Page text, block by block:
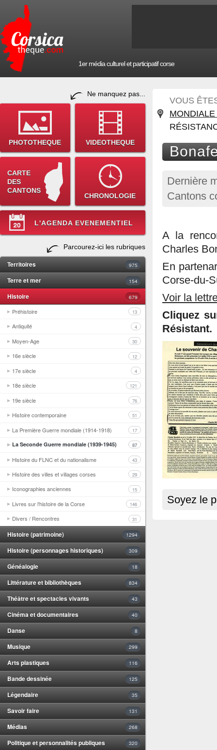
1er média culturel et participatif corse
Ne manquez pas...
PHOTOTHEQUE VIDEOTHEQUE
CARTE
DES
CANTONS
CHRONOLOGIE
L'AGENDA EVENEMENTIEL
Parcourez-ici les rubriques
Territoires 975
Terre et mer 154
Histoire 679
Préhistoire 13
Antiquité 4
Moyen-Age 30
16e siècle 12
17e siècle 4
18e siècle 121
19e siècle 76
Histoire contemporaine 51
La Première Guerre mondiale (1914-1918) 17
La Seconde Guerre mondiale (1939-1945) 87
Histoire du FLNC et du nationalisme 43
Histoire des villes et villages corses 29
Iconographies anciennes 15
Livres sur l'histoire de la Corse 146
Divers / Rencontres 31
Histoire (patrimoine) 1294
Histoire (personnages historiques) 309
Généalogie 18
Littérature et bibliothèques 834
Théâtre et spectacles vivants 43
Cinéma et documentaires 40
Danse 8
Musique 299
Arts plastiques 116
Bande dessinée 125
Légendaire 35
Savoir faire 131
Médias 268
Politique et personnalités publiques 320
VOUS
Dernière
Cantons
A la
Charles
En
Corse-du-
Voir la
Cliquez
Résistant.
Soyez le